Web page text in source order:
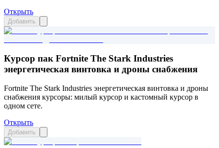
Открыть
Добавить
Курсор пак Fortnite The Stark Industries
энергетическая винтовка и дроны снабжения
Fortnite The Stark Industries энергетическая винтовка и дроны
снабжения курсоры: милый курсор и кастомный курсор в
одном сете.
Открыть
Добавить